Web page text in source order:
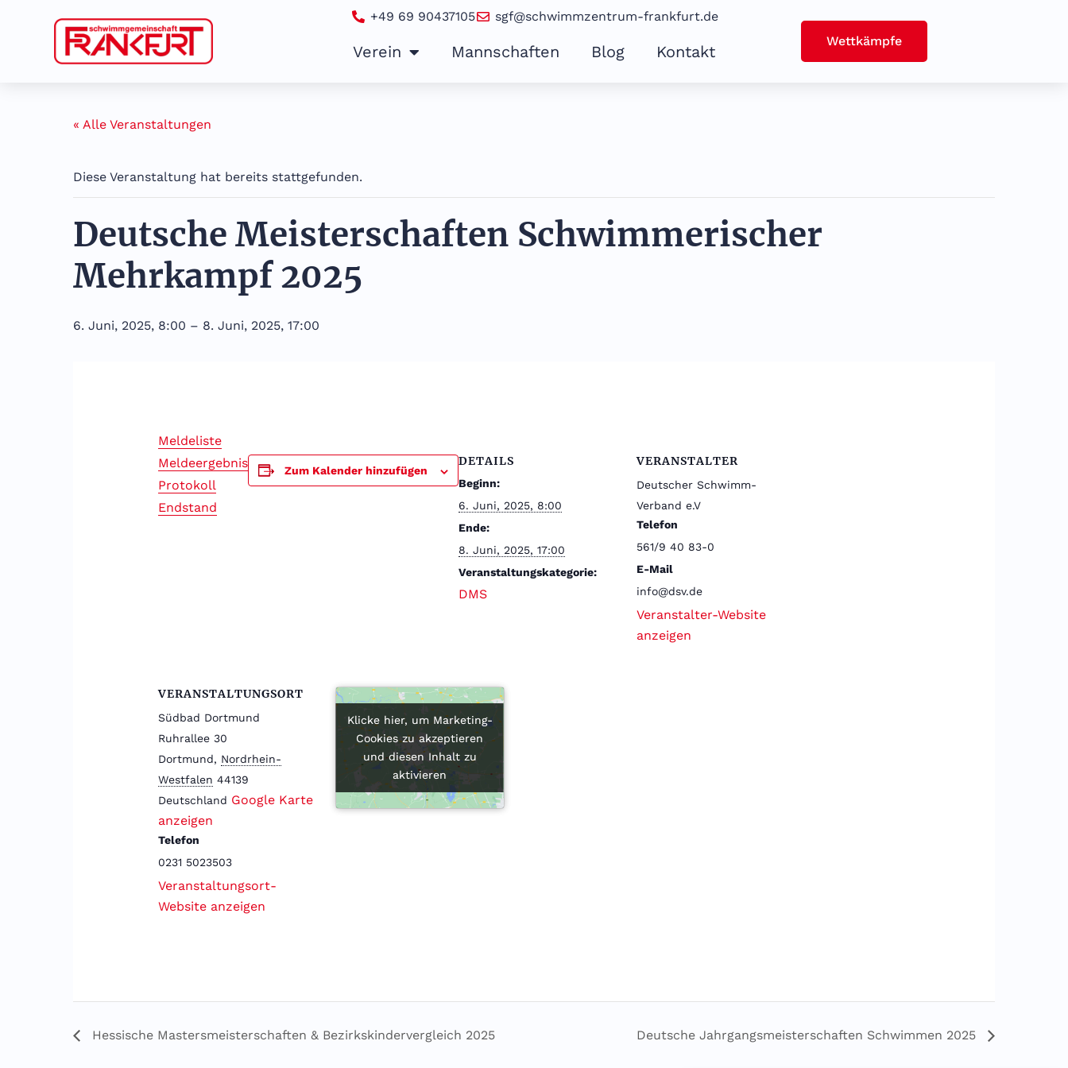
+49 69 90437105 sgf@schwimmzentrum-frankfurt.de
Verein Mannschaften Blog Kontakt
Wettkämpfe
« Alle Veranstaltungen
Diese Veranstaltung hat bereits stattgefunden.
Deutsche Meisterschaften Schwimmerischer
Mehrkampf 2025
6. Juni, 2025, 8:00 – 8. Juni, 2025, 17:00
Meldeliste
Meldeergebnis
Protokoll
Endstand
Zum Kalender hinzufügen
DETAILS
Beginn:
6. Juni, 2025, 8:00
Ende:
8. Juni, 2025, 17:00
Veranstaltungskategorie:
DMS
VERANSTALTER
Deutscher Schwimm-
Verband e.V
Telefon
561/9 40 83-0
E-Mail
info@dsv.de
Veranstalter-Website
anzeigen
VERANSTALTUNGSORT
Südbad Dortmund
Ruhrallee 30
Dortmund, Nordrhein-
Westfalen 44139
Deutschland Google Karte
anzeigen
Telefon
0231 5023503
Veranstaltungsort-
Website anzeigen
Klicke hier, um Marketing-
Cookies zu akzeptieren
und diesen Inhalt zu
aktivieren
Klicke hier, um Marketing-
Cookies zu akzeptieren
und diesen Inhalt zu
aktivieren
Hessische Mastersmeisterschaften & Bezirkskindervergleich 2025 Deutsche Jahrgangsmeisterschaften Schwimmen 2025